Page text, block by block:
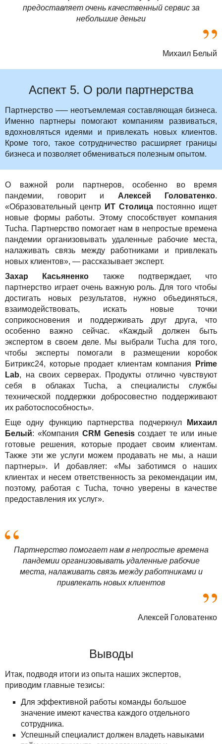
предоставляет очень качественный сервис за
небольшие деньги
Михаил Белый
Аспект 5. О роли партнерства
Партнерство –— неотъемлемая составляющая бизнеса.
Именно партнеры помогают компаниям развиваться,
вдохновляться идеями и привлекать новых клиентов.
Кроме того, такое сотрудничество расширяет границы
бизнеса и позволяет обмениваться полезным опытом.
О важной роли партнеров, особенно во время
пандемии, говорит и Алексей Головатенко.
«Образовательный центр ИТ Столица постоянно ищет
новые формы работы. Этому способствует компания
Tucha. Партнерство помогает нам в непростые времена
пандемии организовывать удаленные рабочие места,
налаживать связь между работниками и привлекать
новых клиентов», — рассказывает эксперт.
Захар Касьяненко также подтверждает, что
партнерство играет очень важную роль. Для того чтобы
достигать новых результатов, нужно объединяться,
взаимодействовать, искать новые точки
соприкосновения и поддерживать друг друга, что
особенно важно сейчас. «Каждый должен быть
экспертом в своем деле. Мы выбрали Tucha для того,
чтобы эксперты помогали в размещении коробок
Битрикс24, которые продает клиентам компания
Prime
Lab, на своих серверах. Продукты отлично чувствуют
себя в облаках Tucha, а специалисты службы
технической поддержки добросовестно поддерживают
их работоспособность».
Еще одну функцию партнерства подчеркнул
Михаил
Белый: «Компания CRM Genesisсоздает те или иные
готовые решения, которые продает своим клиентам.
Также эти же услуги можем продавать не мы, а наши
партнеры». И добавляет: «Мы заботимся о наших
клиентах и ​​несем ответственность за рекомендации им,
поэтому, работая с Tucha, точно уверены в качестве
предоставления их услуг».
Партнерство помогает нам в непростые времена
пандемии организовывать удаленные рабочие
места, налаживать связь между работниками и
привлекать новых клиентов
Алексей Головатенко
Выводы
Итак, подводя итоги из опыта наших экспертов,
приводим главные тезисы:
Для эффективной работы команды большое
значение имеют качества каждого отдельного
сотрудника.
Успешный специалист должен владеть навыками